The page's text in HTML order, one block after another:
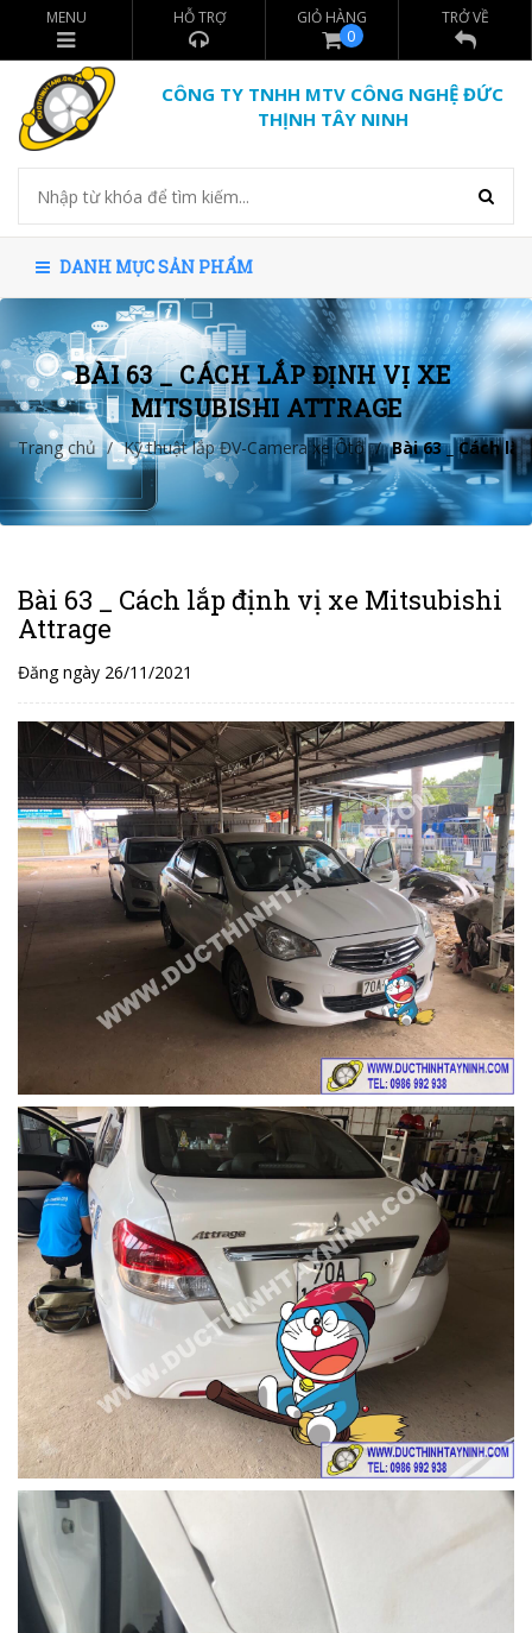
MENU HỖ TRỢ GIỎ HÀNG
0
TRỞ VỀ
CÔNG TY TNHH MTV CÔNG NGHỆ ĐỨC
THỊNH TÂY NINH
DANH MỤC SẢN PHẨM
BÀI 63 _ CÁCH LẮP ĐỊNH VỊ XE
MITSUBISHI ATTRAGE
Trang chủ / Kỹ thuật lắp ĐV-Camera xe Ôtô / Bài 63 _ Cách
Bài 63 _ Cách lắp định vị xe Mitsubishi
Attrage
Đăng ngày 26/11/2021